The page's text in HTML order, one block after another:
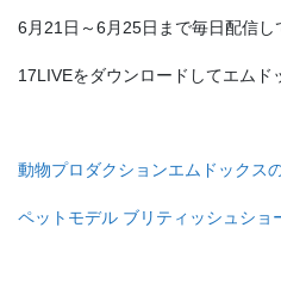
6月21日～6月25日まで毎日配信し
17LIVEをダウンロードしてエム
動物プロダクションエムドックス
ペットモデル ブリティッシュシ